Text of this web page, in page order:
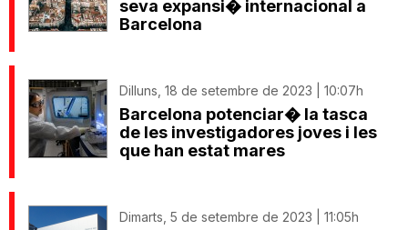
seva expansi� internacional a
Barcelona
Dilluns, 18 de setembre de 2023 | 10:07h
Barcelona potenciar� la tasca
de les investigadores joves i les
que han estat mares
Dimarts, 5 de setembre de 2023 | 11:05h